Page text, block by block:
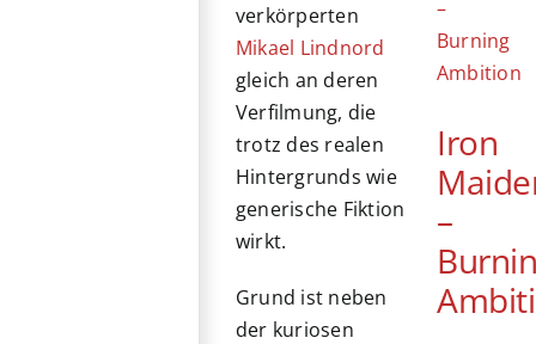
verkörperten
Mikael Lindnord
gleich an deren
Verfilmung, die
trotz des realen
Hintergrunds wie
generische Fiktion
wirkt.
Grund ist neben
der kuriosen
Iron
–